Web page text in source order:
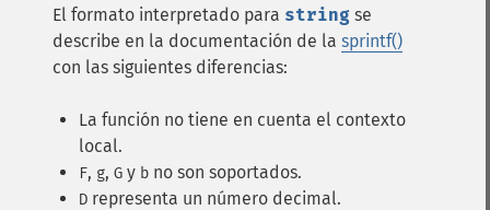
El formato interpretado para string se
describe en la documentación de la sprintf()
con las siguientes diferencias:
La función no tiene en cuenta el contexto
local.
F, g, G y b no son soportados.
D representa un número decimal.